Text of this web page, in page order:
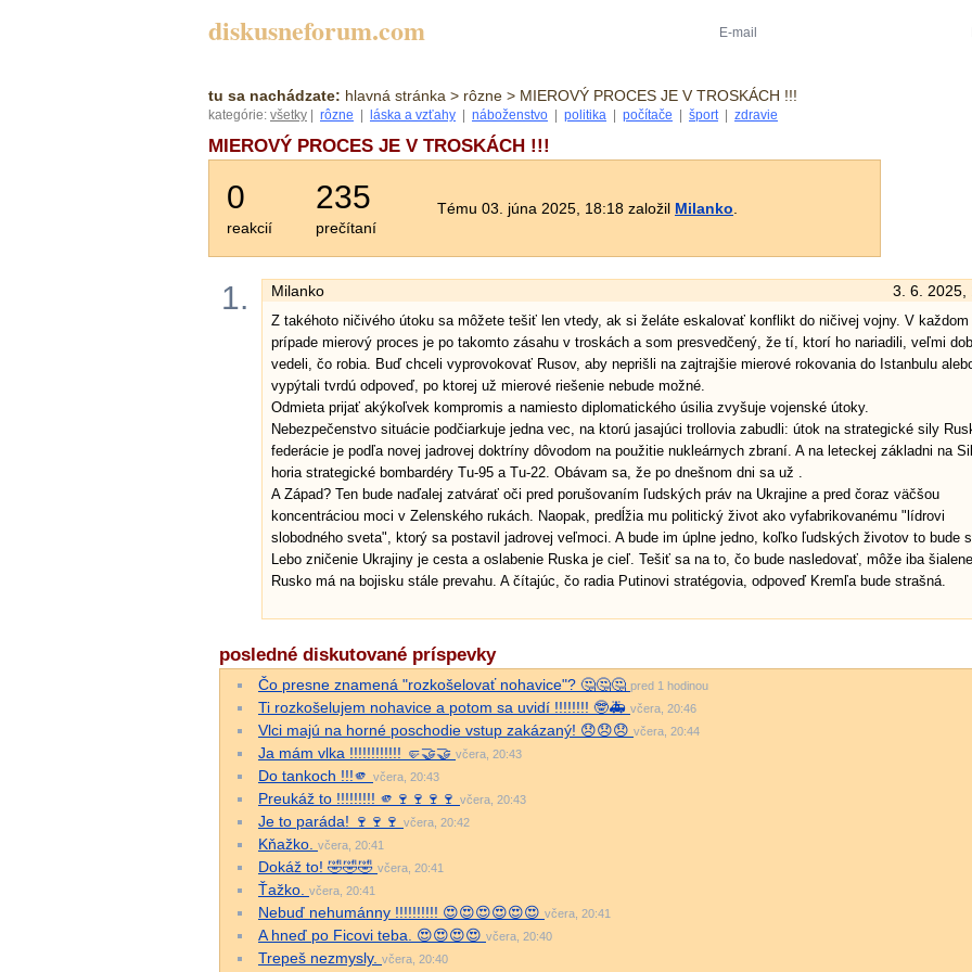
diskusneforum.com
tu sa nachádzate: hlavná stránka > rôzne > MIEROVÝ PROCES JE V TROSKÁCH !!!
kategórie: všetky rôzne láska a vzťahy náboženstvo politika počítače šport| zdravie
MIEROVÝ PROCES JE V TROSKÁCH !!!
0
reakcií
235
prečítaní
Tému 03. júna 2025, 18:18 založil Milanko
1. Milanko 3. 6. 2025,
Z takéhoto ničivého útoku sa môžete tešiť len vtedy, ak si želáte eskalovať konflikt do ničivej vojny. V každom
prípade mierový proces je po takomto zásahu v troskách a som presvedčený, že tí, ktorí ho nariadili, veľmi
vedeli, čo robia. Buď chceli vyprovokovať Rusov, aby neprišli na zajtrajšie mierové rokovania do Istanbulu
vypýtali tvrdú odpoveď, po ktorej už mierové riešenie nebude možné.
Odmieta prijať akýkoľvek kompromis a namiesto diplomatického úsilia zvyšuje vojenské útoky.
Nebezpečenstvo situácie podčiarkuje jedna vec, na ktorú jasajúci trollovia zabudli: útok na strategické sily
federácie je podľa novej jadrovej doktríny dôvodom na použitie nukleárnych zbraní. A na leteckej základni na
horia strategické bombardéry Tu-95 a Tu-22. Obávam sa, že po dnešnom dni sa už .
A Západ? Ten bude naďalej zatvárať oči pred porušovaním ľudských práv na Ukrajine a pred čoraz väčšou
koncentráciou moci v Zelenského rukách. Naopak, predĺžia mu politický život ako vyfabrikovanému "lídrovi
slobodného sveta", ktorý sa postavil jadrovej veľmoci. A bude im úplne jedno, koľko ľudských životov to bude
Lebo zničenie Ukrajiny je cesta a oslabenie Ruska je cieľ. Tešiť sa na to, čo bude nasledovať, môže iba
Rusko má na bojisku stále prevahu. A čítajúc, čo radia Putinovi stratégovia, odpoveď Kremľa bude strašná.
posledné diskutované príspevky
Čo presne znamená "rozkošelovať nohavice"? 🤔🤔🤔 pred 1 hodinou
Ti rozkošelujem nohavice a potom sa uvidí !!!!!!!! 🤓🚑 včera, 20:46
Vlci majú na horné poschodie vstup zakázaný! 😞😞😞 včera, 20:44
Ja mám vlka !!!!!!!!!!!! 🤛🤝🤝 včera, 20:43
Do tankoch !!!🫵 včera, 20:43
Preukáž to !!!!!!!!! 🫵🍷🍷🍷🍷 včera, 20:43
Je to paráda! 🍷🍷🍷 včera, 20:42
Kňažko. včera, 20:41
Dokáž to! 🤣🤣🤣 včera, 20:41
Ťažko. včera, 20:41
Nebuď nehumánny !!!!!!!!!! 😍😍😍😍😍😍 včera, 20:41
A hneď po Ficovi teba. 😍😍😍😍 včera, 20:40
Trepeš nezmysly. včera, 20:40